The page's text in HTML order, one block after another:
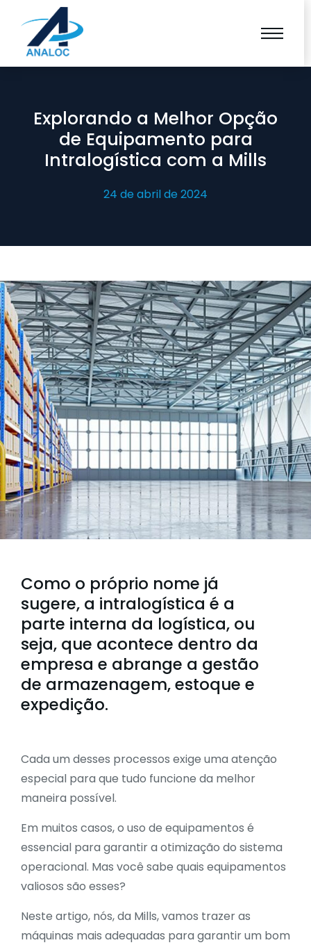
Explorando a Melhor Opção
de Equipamento para
Intralogística com a Mills
24 de abril de 2024
Como o próprio nome já
sugere, a intralogística é a
parte interna da logística, ou
seja, que acontece dentro da
empresa e abrange a gestão
de armazenagem, estoque e
expedição.
Cada um desses processos exige uma atenção
especial para que tudo funcione da melhor
maneira possível.
Em muitos casos, o uso de equipamentos é
essencial para garantir a otimização do sistema
operacional. Mas você sabe quais equipamentos
valiosos são esses?
Neste artigo, nós, da Mills, vamos trazer as
máquinas mais adequadas para garantir um bom